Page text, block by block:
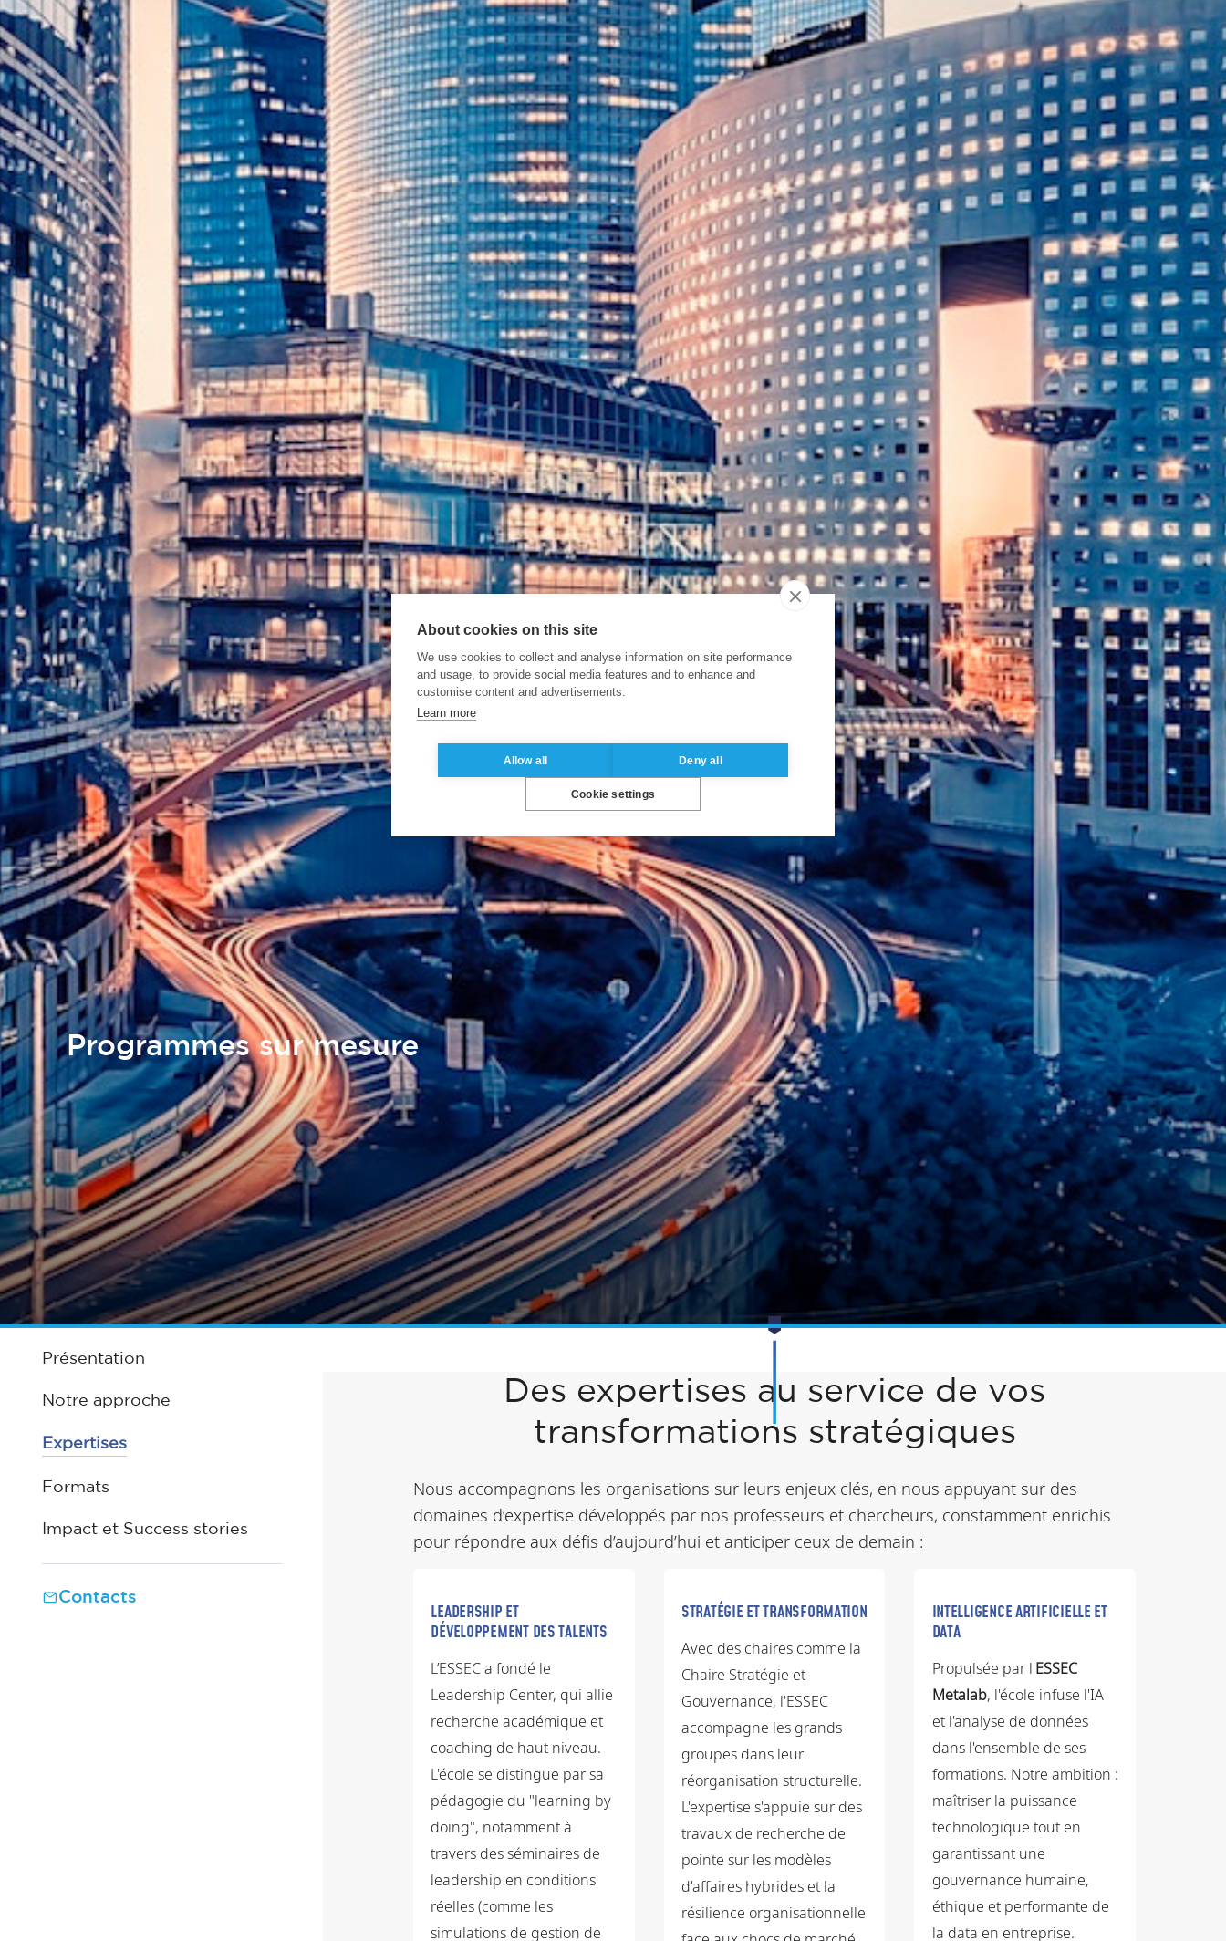
Programmes sur mesure
Présentation
Notre approche
Expertises
Formats
Impact et Success stories
Contacts
Des expertises au service de vos
transformations stratégiques
Nous accompagnons les organisations sur leurs enjeux clés, en nous appuyant sur des
domaines d’expertise développés par nos professeurs et chercheurs, constamment enrichis
pour répondre aux défis d’aujourd’hui et anticiper ceux de demain :
LEADERSHIP ET
DÉVELOPPEMENT DES TALENTS
L’ESSEC a fondé le
Leadership Center, qui allie
recherche académique et
coaching de haut niveau.
L'école se distingue par sa
pédagogie du "learning by
doing", notamment à
travers des séminaires de
leadership en conditions
réelles (comme les
simulations de gestion de
STRATÉGIE ET TRANSFORMATION
Avec des chaires comme la
Chaire Stratégie et
Gouvernance, l'ESSEC
accompagne les grands
groupes dans leur
réorganisation structurelle.
L'expertise s'appuie sur des
travaux de recherche de
pointe sur les modèles
d'affaires hybrides et la
résilience organisationnelle
INTELLIGENCE ARTIFICIELLE ET
DATA
Propulsée par l'ESSEC
Metalab, l'école infuse l'IA
et l'analyse de données
dans l'ensemble de ses
formations. Notre ambition :
maîtriser la puissance
technologique tout en
garantissant une
gouvernance humaine,
éthique et performante de
la data en entreprise.
About cookies on this site
We use cookies to collect and analyse information on site performance
and usage, to provide social media features and to enhance and
customise content and advertisements.
Learn more
Allow all Deny all
Cookie settings